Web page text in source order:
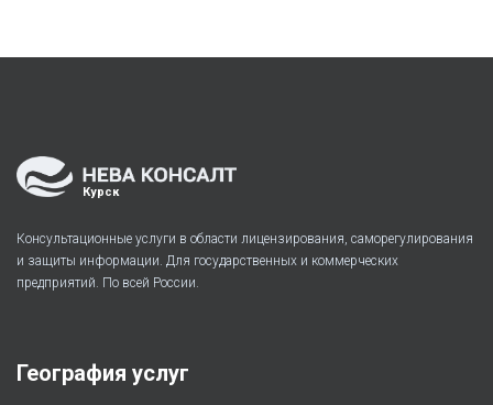
Курск
Консультационные услуги в области лицензирования, саморегулирования
и защиты информации. Для государственных и коммерческих
предприятий. По всей России.
География услуг